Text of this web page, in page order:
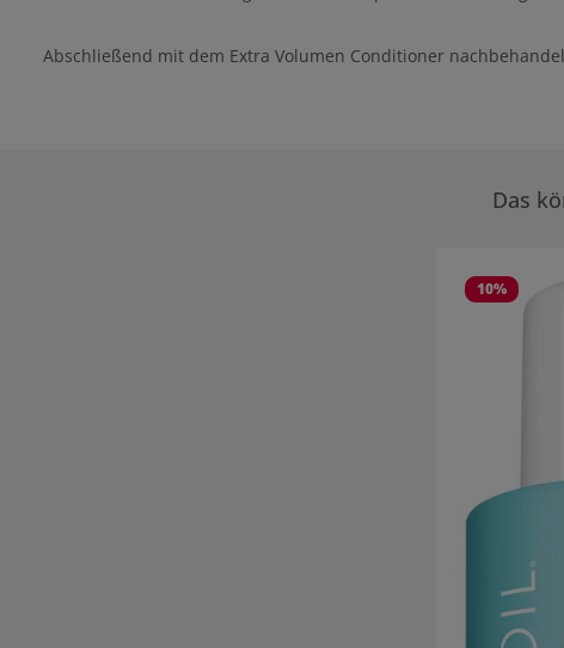
Abschließend mit dem Extra Volumen Conditioner
Das
10%